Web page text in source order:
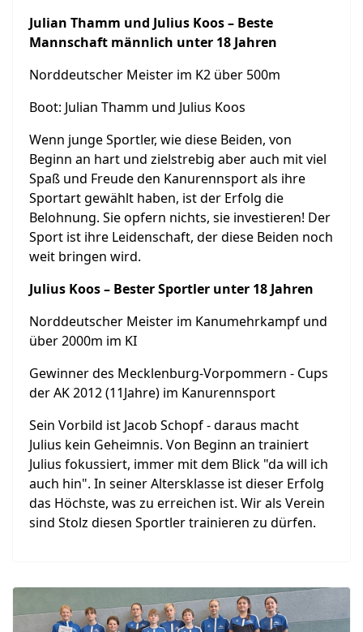
Julian Thamm und Julius Koos – Beste
Mannschaft männlich unter 18 Jahren
Norddeutscher Meister im K2 über 500m
Boot: Julian Thamm und Julius Koos
Wenn junge Sportler, wie diese Beiden, von
Beginn an hart und zielstrebig aber auch mit viel
Spaß und Freude den Kanurennsport als ihre
Sportart gewählt haben, ist der Erfolg die
Belohnung. Sie opfern nichts, sie investieren! Der
Sport ist ihre Leidenschaft, der diese Beiden noch
weit bringen wird.
Julius Koos – Bester Sportler unter 18 Jahren
Norddeutscher Meister im Kanumehrkampf und
über 2000m im KI
Gewinner des Mecklenburg-Vorpommern - Cups
der AK 2012 (11Jahre) im Kanurennsport
Sein Vorbild ist Jacob Schopf - daraus macht
Julius kein Geheimnis. Von Beginn an trainiert
Julius fokussiert, immer mit dem Blick "da will ich
auch hin". In seiner Altersklasse ist dieser Erfolg
das Höchste, was zu erreichen ist. Wir als Verein
sind Stolz diesen Sportler trainieren zu dürfen.